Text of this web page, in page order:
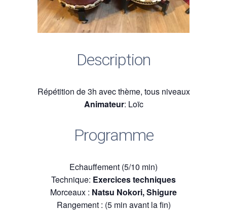
Description
Répétition de 3h avec thème, tous niveaux
Animateur: Loïc
Programme
Echauffement (5/10 min)
Technique: Exercices techniques
Morceaux : Natsu Nokori, Shigure
Rangement : (5 min avant la fin)